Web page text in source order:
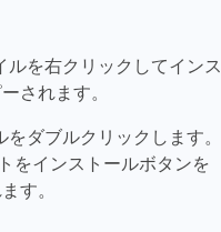
を右クリックしてインス
されます。
ダブルクリックします。
をインストールボタンを
す。